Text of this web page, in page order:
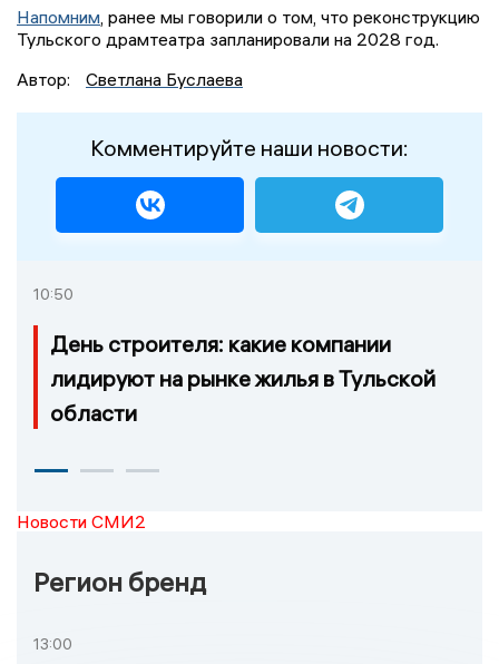
Напомним, ранее мы говорили о том, что реконструкцию
Тульского драмтеатра запланировали на 2028 год.
Автор:
Светлана Буслаева
Комментируйте наши новости:
10:50
День строителя: какие компании
лидируют на рынке жилья в Тульской
области
Новости СМИ2
Регион бренд
13:00